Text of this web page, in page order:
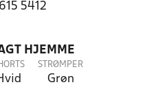
5412
HJEMME
STRØMPER
Grøn